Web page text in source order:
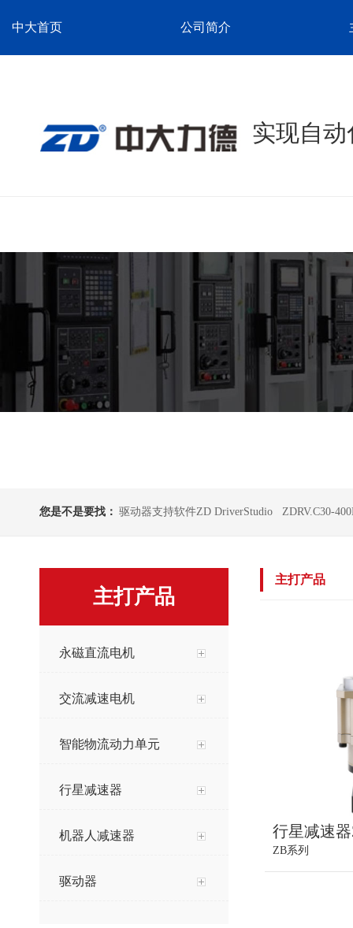
中大首页 公司简介
实现自
您是不是要找： 驱动器支持软件ZD DriverStudio ZDRV.C30-
主打产品
永磁直流电机
交流减速电机
智能物流动力单元
行星减速器
机器人减速器
驱动器
主打产品
行星减速
ZB系列